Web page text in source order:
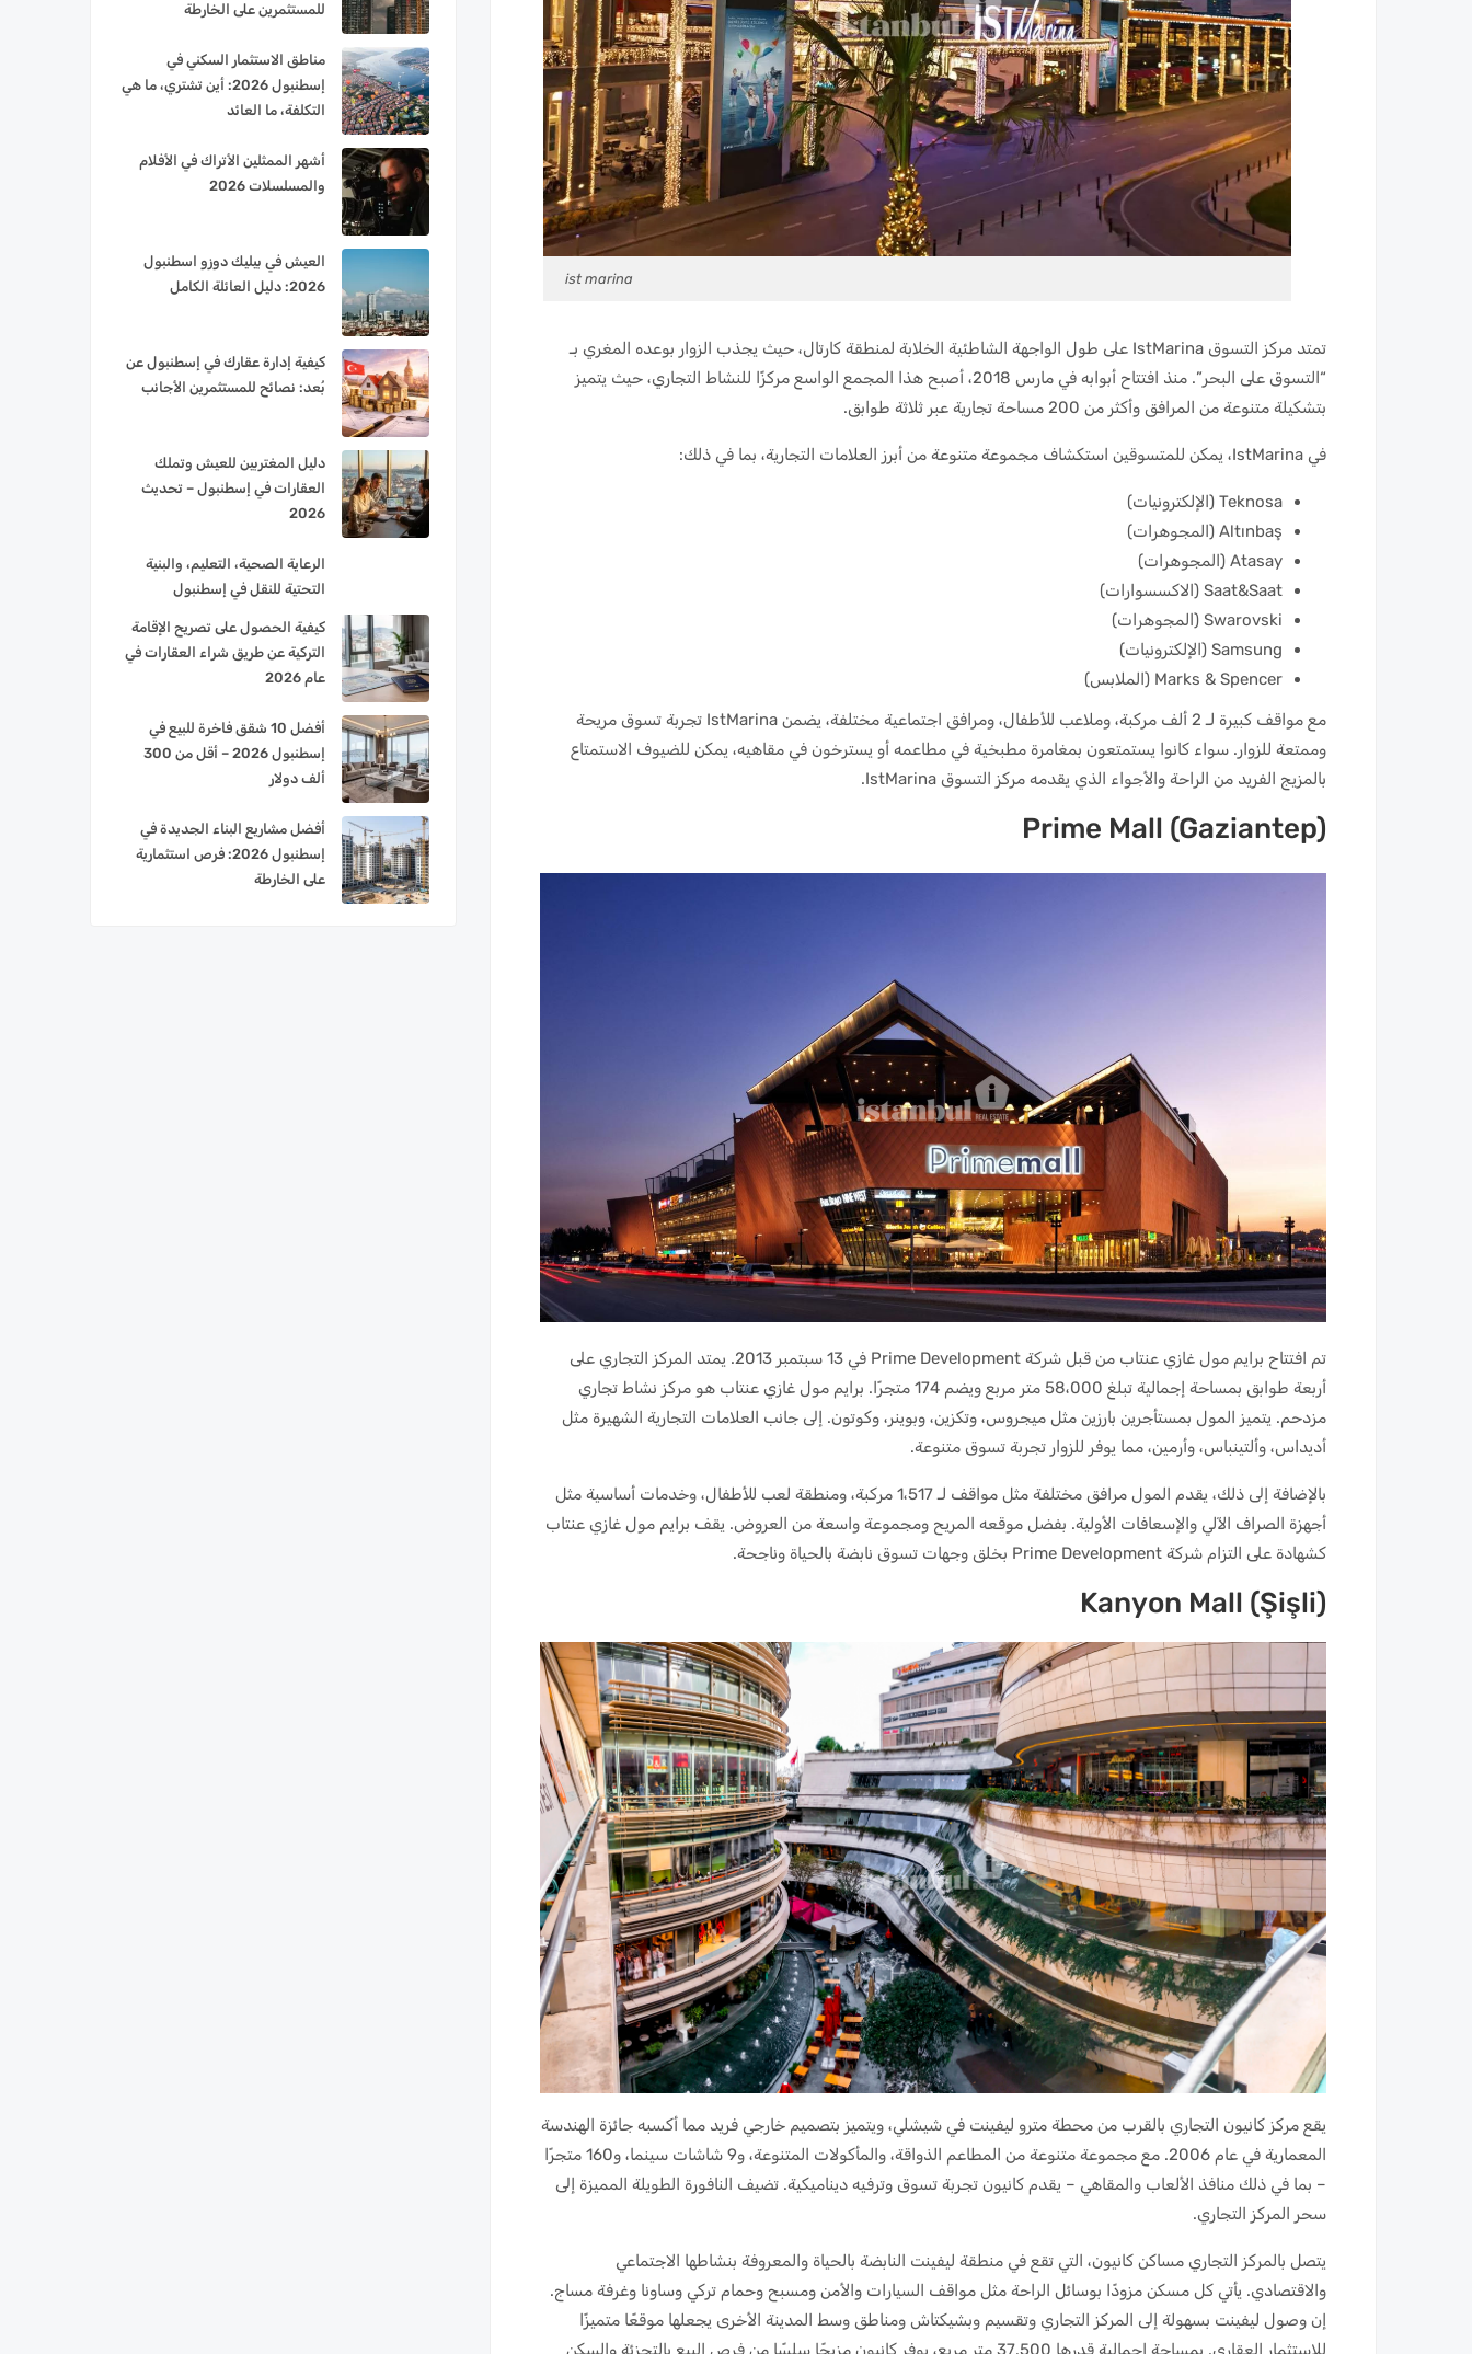
ist marina
تمتد مركز التسوق IstMarina على طول الواجهة الشاطئية الخلابة لمنطقة كارتال، حيث يجذب الزوار بوعده المغري بـ
“التسوق على البحر”. منذ افتتاح أبوابه في مارس 2018، أصبح هذا المجمع الواسع مركزًا للنشاط التجاري، حيث يتميز
بتشكيلة متنوعة من المرافق وأكثر من 200 مساحة تجارية عبر ثلاثة طوابق.
في IstMarina، يمكن للمتسوقين استكشاف مجموعة متنوعة من أبرز العلامات التجارية، بما في ذلك:
Teknosa (الإلكترونيات)
Altınbaş (المجوهرات)
Atasay (المجوهرات)
Saat&Saat (الاكسسوارات)
Swarovski (المجوهرات)
Samsung (الإلكترونيات)
Marks & Spencer (الملابس)
مع مواقف كبيرة لـ 2 ألف مركبة، وملاعب للأطفال، ومرافق اجتماعية مختلفة، يضمن IstMarina تجربة تسوق مريحة
وممتعة للزوار. سواء كانوا يستمتعون بمغامرة مطبخية في مطاعمه أو يسترخون في مقاهيه، يمكن للضيوف الاستمتاع
بالمزيج الفريد من الراحة والأجواء الذي يقدمه مركز التسوق IstMarina.
Prime Mall (Gaziantep)
تم افتتاح برايم مول غازي عنتاب من قبل شركة Prime Development في 13 سبتمبر 2013. يمتد المركز التجاري على
أربعة طوابق بمساحة إجمالية تبلغ 58،000 متر مربع ويضم 174 متجرًا. برايم مول غازي عنتاب هو مركز نشاط تجاري
مزدحم. يتميز المول بمستأجرين بارزين مثل ميجروس، وتكزين، وبوينر، وكوتون. إلى جانب العلامات التجارية الشهيرة مثل
أديداس، وألتينباس، وأرمين، مما يوفر للزوار تجربة تسوق متنوعة.
بالإضافة إلى ذلك، يقدم المول مرافق مختلفة مثل مواقف لـ 1،517 مركبة، ومنطقة لعب للأطفال، وخدمات أساسية مثل
أجهزة الصراف الآلي والإسعافات الأولية. بفضل موقعه المريح ومجموعة واسعة من العروض. يقف برايم مول غازي عنتاب
كشهادة على التزام شركة Prime Development بخلق وجهات تسوق نابضة بالحياة وناجحة.
Kanyon Mall (Şişli)
يقع مركز كانيون التجاري بالقرب من محطة مترو ليفينت في شيشلي، ويتميز بتصميم خارجي فريد مما أكسبه جائزة الهندسة
المعمارية في عام 2006. مع مجموعة متنوعة من المطاعم الذواقة، والمأكولات المتنوعة، و9 شاشات سينما، و160 متجرًا
– بما في ذلك منافذ الألعاب والمقاهي – يقدم كانيون تجربة تسوق وترفيه ديناميكية. تضيف النافورة الطويلة المميزة إلى
سحر المركز التجاري.
يتصل بالمركز التجاري مساكن كانيون، التي تقع في منطقة ليفينت النابضة بالحياة والمعروفة بنشاطها الاجتماعي
والاقتصادي. يأتي كل مسكن مزودًا بوسائل الراحة مثل مواقف السيارات والأمن ومسبح وحمام تركي وساونا وغرفة مساج.
إن وصول ليفينت بسهولة إلى المركز التجاري وتقسيم وبشيكتاش ومناطق وسط المدينة الأخرى يجعلها موقعًا متميزًا
للاستثمار العقاري. بمساحة إجمالية قدرها 37.500 متر مربع، يوفر كانيون مزيجًا سلسًا من فرص البيع بالتجزئة والسكن
للمستثمرين على الخارطة
مناطق الاستثمار السكني في
إسطنبول 2026: أين تشتري، ما هي
التكلفة، ما العائد
أشهر الممثلين الأتراك في الأفلام
والمسلسلات 2026
العيش في بيليك دوزو اسطنبول
2026: دليل العائلة الكامل
كيفية إدارة عقارك في إسطنبول عن
بُعد: نصائح للمستثمرين الأجانب
دليل المغتربين للعيش وتملك
العقارات في إسطنبول – تحديث
2026
الرعاية الصحية، التعليم، والبنية
التحتية للنقل في إسطنبول
كيفية الحصول على تصريح الإقامة
التركية عن طريق شراء العقارات في
عام 2026
أفضل 10 شقق فاخرة للبيع في
إسطنبول 2026 – أقل من 300
ألف دولار
أفضل مشاريع البناء الجديدة في
إسطنبول 2026: فرص استثمارية
على الخارطة